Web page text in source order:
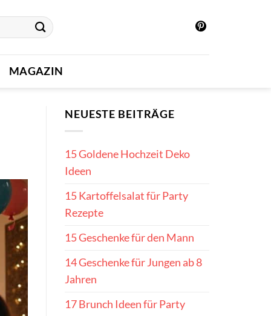
MAGAZIN
NEUESTE BEITRÄGE
15 Goldene Hochzeit Deko
Ideen
15 Kartoffelsalat für Party
Rezepte
15 Geschenke für den Mann
14 Geschenke für Jungen ab 8
Jahren
17 Brunch Ideen für Party